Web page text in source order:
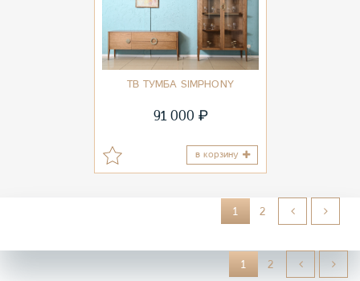
ТВ ТУМБА SIMPHONY
91 000 ₽
в корзину
1 2
1 2